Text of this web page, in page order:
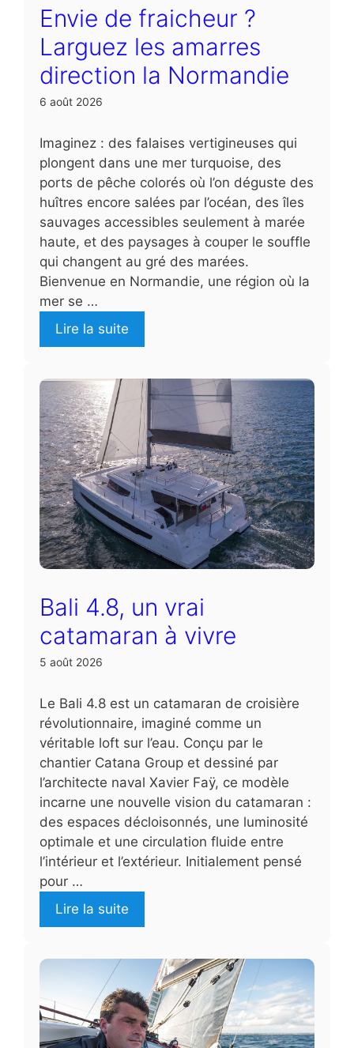
Envie de fraicheur ?
Larguez les amarres
direction la Normandie
6 août 2026
Imaginez : des falaises vertigineuses qui
plongent dans une mer turquoise, des
ports de pêche colorés où l’on déguste des
huîtres encore salées par l’océan, des îles
sauvages accessibles seulement à marée
haute, et des paysages à couper le souffle
qui changent au gré des marées.
Bienvenue en Normandie, une région où la
mer se …
Lire la suite
Bali 4.8, un vrai
catamaran à vivre
5 août 2026
Le Bali 4.8 est un catamaran de croisière
révolutionnaire, imaginé comme un
véritable loft sur l’eau. Conçu par le
chantier Catana Group et dessiné par
l’architecte naval Xavier Faÿ, ce modèle
incarne une nouvelle vision du catamaran :
des espaces décloisonnés, une luminosité
optimale et une circulation fluide entre
l’intérieur et l’extérieur. Initialement pensé
pour …
Lire la suite